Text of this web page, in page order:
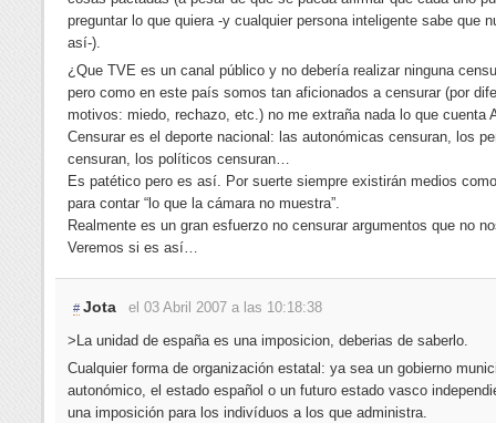
preguntar lo que quiera -y cualquier persona inteligente sabe que
así-).
¿Que TVE es un canal público y no debería realizar ninguna
pero como en este país somos tan aficionados a censurar (por
motivos: miedo, rechazo, etc.) no me extraña nada lo que cuenta
Censurar es el deporte nacional: las autonómicas censuran, los
censuran, los políticos censuran…
Es patético pero es así. Por suerte siempre existirán medios
para contar “lo que la cámara no muestra”.
Realmente es un gran esfuerzo no censurar argumentos que no
Veremos si es así…
# Jota
el 03 Abril 2007 a las 10:18:38
>La unidad de españa es una imposicion, deberias de saberlo.
Cualquier forma de organización estatal: ya sea un gobierno
autonómico, el estado español o un futuro estado vasco
una imposición para los indivíduos a los que administra.